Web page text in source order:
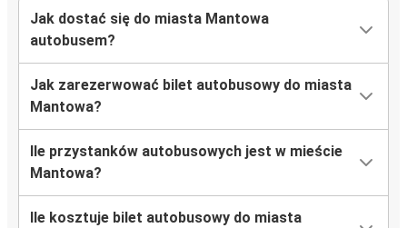
Jak dostać się do miasta Mantowa
autobusem?
Jak zarezerwować bilet autobusowy do miasta
Mantowa?
Ile przystanków autobusowych jest w mieście
Mantowa?
Ile kosztuje bilet autobusowy do miasta